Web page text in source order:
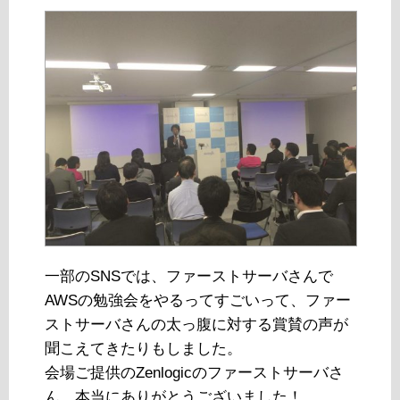
一部のSNSでは、ファーストサーバさんで
AWSの勉強会をやるってすごいって、ファー
ストサーバさんの太っ腹に対する賞賛の声が
聞こえてきたりもしました。
会場ご提供のZenlogicのファーストサーバさ
ん、本当にありがとうございました！